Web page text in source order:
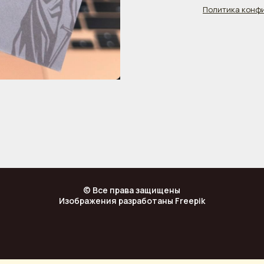
Политика
© Все права защищены
Изображения разработаны Freepik